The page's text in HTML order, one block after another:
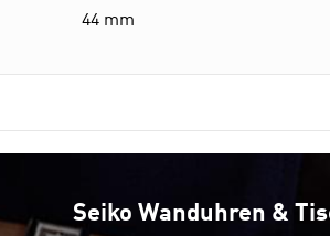
44 mm
Seiko Wanduhren &